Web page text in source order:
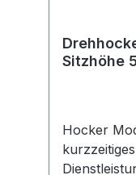
Sitzhöhe
Hocker
Dienstleistung • Sitzfläche: